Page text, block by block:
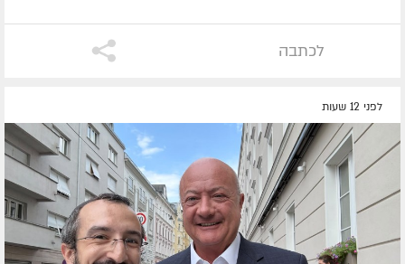
לכתבה
לפני 12 שעות